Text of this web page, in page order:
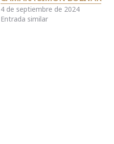
4 de septiembre de 2024
Entrada similar